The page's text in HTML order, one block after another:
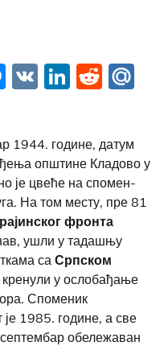
Messenger
VK
1944. године, датум
општине Кладово у
је цвеће на спомен-
На том месту, пре 81
фронта
ушли у тадашњу
са Српском
кренули у ослобађање
Споменик
је 1985. године, а све
обележаван